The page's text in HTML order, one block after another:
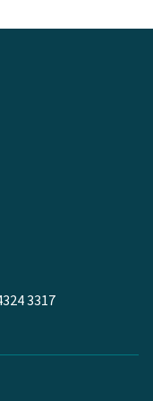
cholery i
Został
gdzie sam
3317